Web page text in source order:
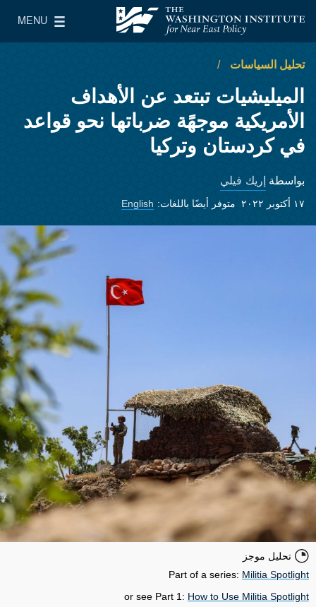
معهد واشنطن لسياسات الشرق الأدنى
MENU
Main Menu
تحليل السياسات
الميليشيات تبتعد عن الأهداف
الأمريكية موجهًة ضرباتها نحو قواعد
في كردستان وتركيا
بواسطة إريك فيلي
١٧ أكتوبر ٢٠٢٢ متوفر أيضًا باللغات: English
تحليل موجز
Part of a series: Militia Spotlight
or see Part 1: How to Use Militia Spotlight